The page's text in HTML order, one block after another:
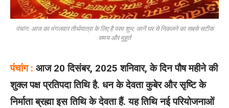
पंचांग: आज का मंगलवार तीर्थयात्रा के लिए है परम शुभ; जानें घर से निकलने का सबसे सटीक
समय और मुहूर्त
पंचांग : आज 20 दिसंबर, 2025 शनिवार, के दिन पौष महीने की
शुक्ल पक्ष प्रतिपदा तिथि है. धन के देवता कुबेर और सृष्टि के
निर्माता ब्रह्मा इस तिथि के देवता हैं. यह तिथि नई परियोजनाओं